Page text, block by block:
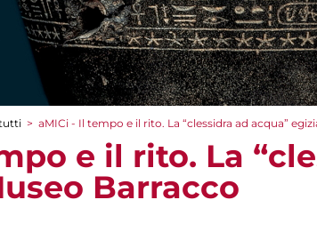
> aMICi - Il tempo e il rito. La “clessidra ad acqua”
e il rito. La
Barracco